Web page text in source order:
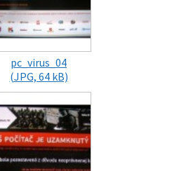
pc_virus_04
(JPG, 64 kB)